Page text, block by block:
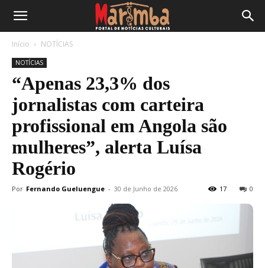
Início NOTÍCIAS
NOTÍCIAS
“Apenas 23,3% dos
jornalistas com carteira
profissional em Angola são
mulheres”, alerta Luísa
Rogério
Por Fernando Gueluengue - 30 de Junho de 2026 0
17